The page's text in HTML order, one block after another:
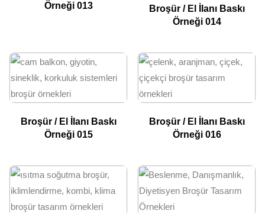
Örneği 013
Broşür / El İlanı Baskı
Örneği 014
Broşür / El İlanı Baskı
Örneği 015
Broşür / El İlanı Baskı
Örneği 016